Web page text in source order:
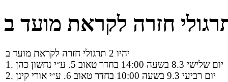
חזרה לקראת מועד ב
יהיו 2 תרגולי חזרה לקראת מועד ב
1. יום שלישי 8.3 בשעה 14:00 בחדר טאוב 5. ע״י נחשון כהן
2. יום רביעי 9.3 בשעה 10:00 בחדר טאוב 6. ע״י אורי קינן